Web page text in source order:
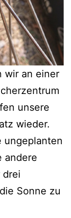
wir an einer
unsere
wieder.
ungeplanten
andere
drei
Sonne zu